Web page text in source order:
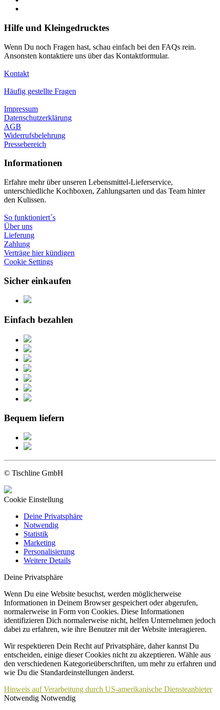
Hilfe und Kleingedrucktes
Wenn Du noch Fragen hast, schau einfach bei den FAQs rein.
Ansonsten kontaktiere uns über das Kontaktformular.
Kontakt
Häufig gestellte Fragen
Impressum
Datenschutzerklärung
AGB
Widerrufsbelehrung
Pressebereich
Informationen
Erfahre mehr über unseren Lebensmittel-Lieferservice,
unterschiedliche Kochboxen, Zahlungsarten und das Team hinter
den Kulissen.
So funktioniert´s
Über uns
Lieferung
Zahlung
Verträge hier kündigen
Cookie Settings
Sicher einkaufen
Einfach bezahlen
Bequem liefern
© Tischline GmbH
Cookie Einstellung
Deine Privatsphäre
Notwendig
Statistik
Marketing
Personalisierung
Weitere Details
Deine Privatsphäre
Wenn Du eine Website besuchst, werden möglicherweise
Informationen in Deinem Browser gespeichert oder abgerufen,
normalerweise in Form von Cookies. Diese Informationen
identifizieren Dich normalerweise nicht, helfen Unternehmen jedoch
dabei zu erfahren, wie ihre Benutzer mit der Website interagieren.
Wir respektieren Dein Recht auf Privatsphäre, daher kannst Du
entscheiden, einige dieser Cookies nicht zu akzeptieren. Wähle aus
den verschiedenen Kategorieüberschriften, um mehr zu erfahren und
wie Du die Standardeinstellungen änderst.
Hinweis auf Verarbeitung durch US-amerikanische Diensteanbieter
Notwendig Notwendig